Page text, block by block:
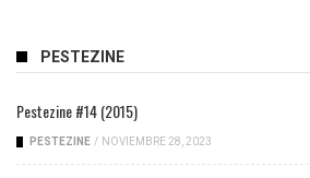
PESTEZINE
Pestezine #14 (2015)
PESTEZINE / NOVIEMBRE 28, 2023